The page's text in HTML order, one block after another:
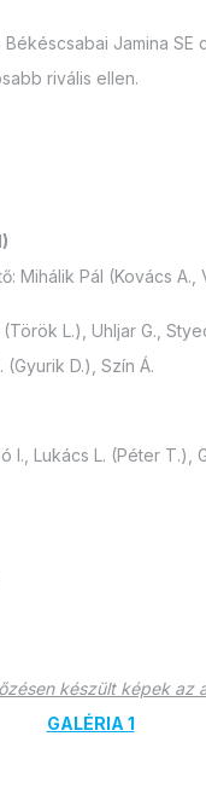
Jamina
rivális ellen.
Mihálik Pál (Kovács A.,
L.), Uhljar G.,
D.), Szín Á.
I., Lukács L. (Péter T.),
készült képek az
GALÉRIA 1